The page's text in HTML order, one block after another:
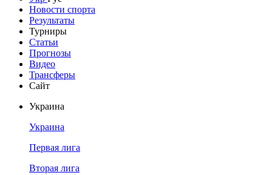
Новости спорта
Результаты
Турниры
Статьи
Прогнозы
Видео
Трансферы
Сайт
Украина
Украина
Первая лига
Вторая лига